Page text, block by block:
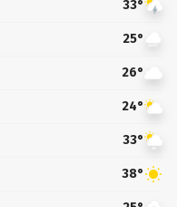
33°
25°
26°
24°
33°
38°